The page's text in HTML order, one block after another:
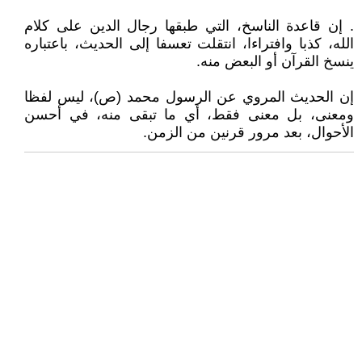
. إن قاعدة الناسخ، التي طبقها رجال الدين على كلام
الله، كذبا وافتراءا، انتقلت تعسفا إلى الحديث، باعتباره
ينسخ القرآن أو البعض منه.
إن الحديث المروي عن الرسول محمد (ص)، ليس لفظا
ومعنى، بل معنى فقط، أي ما تبقى منه، في أحسن
الأحوال، بعد مرور قرنين من الزمن.